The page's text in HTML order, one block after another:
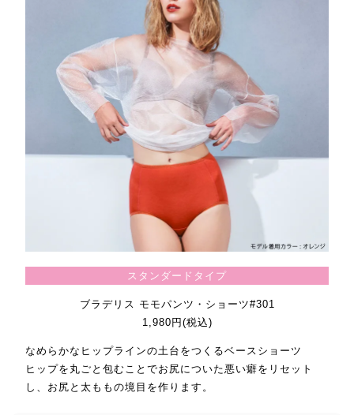
スタンダードタイプ
ブラデリス モモパンツ・ショーツ#301
1,980円(税込)
なめらかなヒップラインの土台をつくるベースショーツ
ヒップを丸ごと包むことでお尻についた悪い癖をリセット
し、お尻と太ももの境目を作ります。